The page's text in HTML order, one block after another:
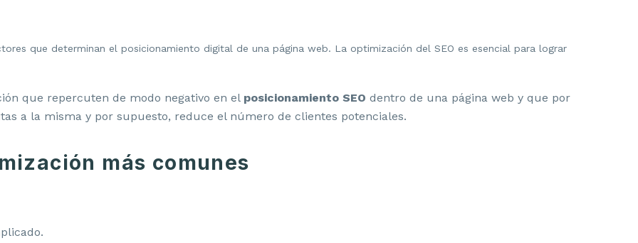
que determinan el posicionamiento digital de una página web. La optimización del SEO es esencial para lograr
que repercuten de modo negativo en el posicionamiento SEO dentro de una página web y que por
a la misma y por supuesto, reduce el número de clientes potenciales.
más comunes